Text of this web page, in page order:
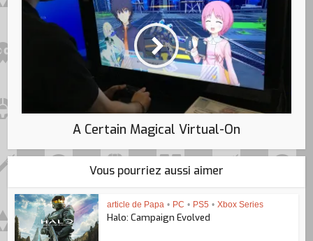
A Certain Magical Virtual-On
Vous pourriez aussi aimer
article de Papa • PC • PS5 • Xbox Series
Halo: Campaign Evolved